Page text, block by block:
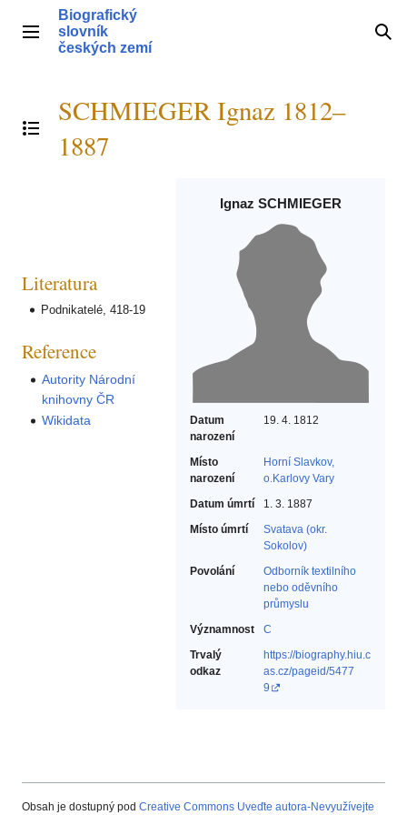
obsahHlavní menu
Biografický
slovník
českých zemí
Přepnout obsah
SCHMIEGER Ignaz 1812–
1887
Ignaz SCHMIEGER
Datum
narození
19. 4. 1812
Místo
narození
Horní Slavkov,
o.Karlovy Vary
Datum úmrtí
1. 3. 1887
Místo úmrtí
Svatava (okr.
Sokolov)
Povolání
Odborník textilního
nebo oděvního
průmyslu‎
Významnost
C
Trvalý
odkaz
https://biography.hiu.c
as.cz/pageid/5477
9
Literatura
Podnikatelé, 418-19
Reference
Autority Národní
knihovny ČR
Wikidata
Obsah je dostupný pod Creative Commons Uveďte autora-Nevyužívejte